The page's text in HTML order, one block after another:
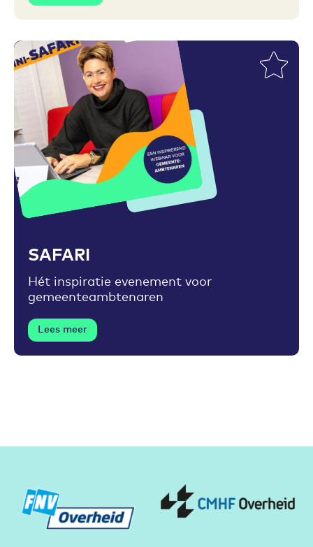
Toevoegen aan favorieten
SAFARI
Hét inspiratie evenement voor
gemeenteambtenaren
Lees meer